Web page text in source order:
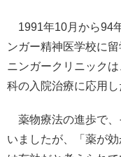
1991年10月から94
ンガー精神医学校に
ニンガークリニック
科の入院治療に応用し
薬物療法の進歩で、
いましたが、「薬が